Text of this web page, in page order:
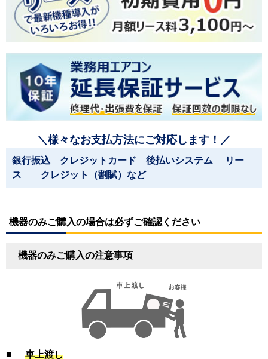
＼様々なお支払方法にご対応します！／
銀行振込 クレジットカード 後払いシステム リー
ス クレジット（割賦）など
機器のみご購入の場合は必ずご確認ください
機器のみご購入の注意事項
■
車上渡し